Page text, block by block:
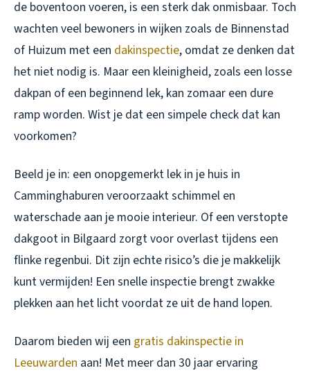
de boventoon voeren, is een sterk dak onmisbaar. Toch
wachten veel bewoners in wijken zoals de Binnenstad
of Huizum met een dakinspectie, omdat ze denken dat
het niet nodig is. Maar een kleinigheid, zoals een losse
dakpan of een beginnend lek, kan zomaar een dure
ramp worden. Wist je dat een simpele check dat kan
voorkomen?
Beeld je in: een onopgemerkt lek in je huis in
Camminghaburen veroorzaakt schimmel en
waterschade aan je mooie interieur. Of een verstopte
dakgoot in Bilgaard zorgt voor overlast tijdens een
flinke regenbui. Dit zijn echte risico’s die je makkelijk
kunt vermijden! Een snelle inspectie brengt zwakke
plekken aan het licht voordat ze uit de hand lopen.
Daarom bieden wij een gratis dakinspectie in
Leeuwarden aan! Met meer dan 30 jaar ervaring